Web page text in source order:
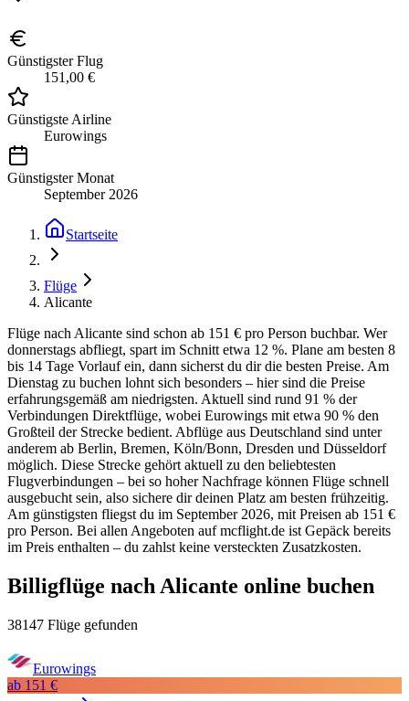
Günstigster Flug
151,00 €
Günstigste Airline
Eurowings
Günstigster Monat
September 2026
Startseite
Flüge
Alicante
Flüge nach Alicante sind schon ab 151 € pro Person buchbar. Wer
donnerstags abfliegt, spart im Schnitt etwa 12 %. Plane am besten 8
bis 14 Tage Vorlauf ein, dann sicherst du dir die besten Preise. Am
Dienstag zu buchen lohnt sich besonders – hier sind die Preise
erfahrungsgemäß am niedrigsten. Aktuell sind rund 91 % der
Verbindungen Direktflüge, wobei Eurowings mit etwa 90 % den
Großteil der Strecke bedient. Abflüge aus Deutschland sind unter
anderem ab Berlin, Bremen, Köln/Bonn, Dresden und Düsseldorf
möglich. Diese Strecke gehört aktuell zu den beliebtesten
Flugverbindungen – bei so hoher Nachfrage können Flüge schnell
ausgebucht sein, also sichere dir deinen Platz am besten frühzeitig.
Am günstigsten fliegst du im September 2026, mit Preisen ab 151 €
pro Person. Bei allen Angeboten auf mcflight.de ist Gepäck bereits
im Preis enthalten – du zahlst keine versteckten Zusatzkosten.
Billigflüge nach Alicante online buchen
38147 Flüge gefunden
Eurowings
ab 151 €